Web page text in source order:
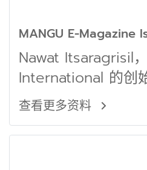
MANGU E-Magazine
Nawat Itsaragrisil
International 的创
查看更多资料